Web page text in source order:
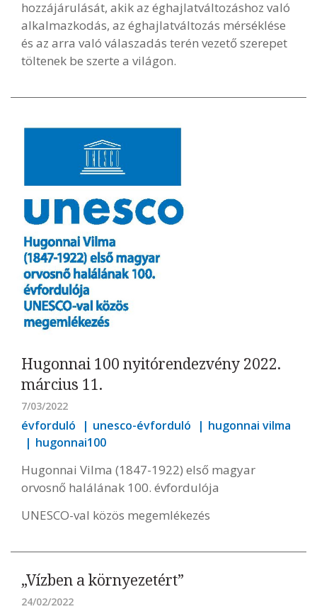
hozzájárulását, akik az éghajlatváltozáshoz való
alkalmazkodás, az éghajlatváltozás mérséklése
és az arra való válaszadás terén vezető szerepet
töltenek be szerte a világon.
Hugonnai 100 nyitórendezvény 2022.
március 11.
7/03/2022
évforduló unesco-évforduló
hugonnai vilma
hugonnai100
Hugonnai Vilma (1847-1922) első magyar
orvosnő halálának 100. évfordulója
UNESCO-val közös megemlékezés
„Vízben a környezetért”
24/02/2022